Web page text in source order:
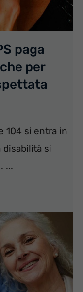
paga
per
104 si entra in
disabilità si
...